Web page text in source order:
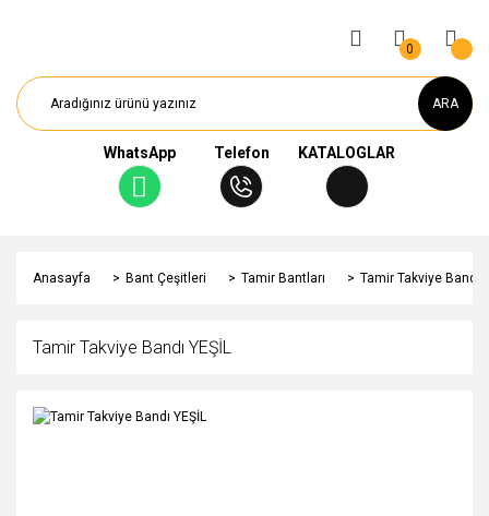
ARA
WhatsApp Telefon KATALOGLAR
0
Anasayfa Bant Çeşitleri Tamir Bantları Tamir Takviye Bandı
Tamir Takviye Bandı YEŞİL